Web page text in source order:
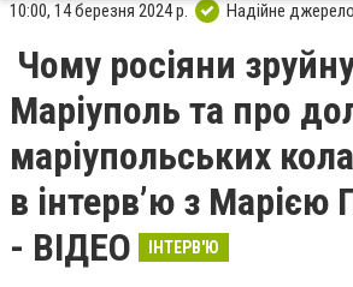
10:00, 14 березня 2024 р. Надійне джерело
Чому росіяни
Маріуполь та про
маріупольських
в інтерв’ю з Марією
- ВІДЕО
ІНТЕРВ'Ю